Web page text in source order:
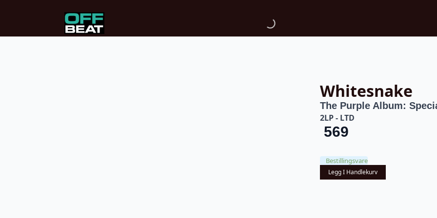
Whitesnake
The Purple Album:
2LP - LTD
569
Bestillingsvare
Legg I Handlekurv